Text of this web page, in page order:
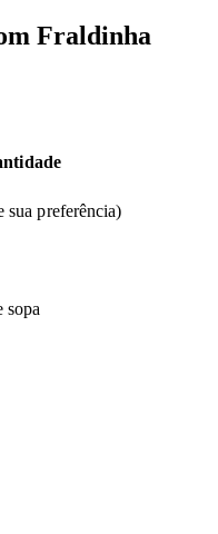
Fraldinha
sua preferência)
sopa